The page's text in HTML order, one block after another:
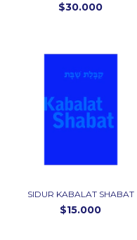
$30.000
SIDUR KABALAT SHABAT
$15.000